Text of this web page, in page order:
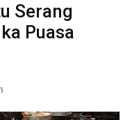
Serang
Puasa